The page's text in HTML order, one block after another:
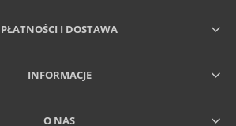
PŁATNOŚCI I DOSTAWA
INFORMACJE
O NAS